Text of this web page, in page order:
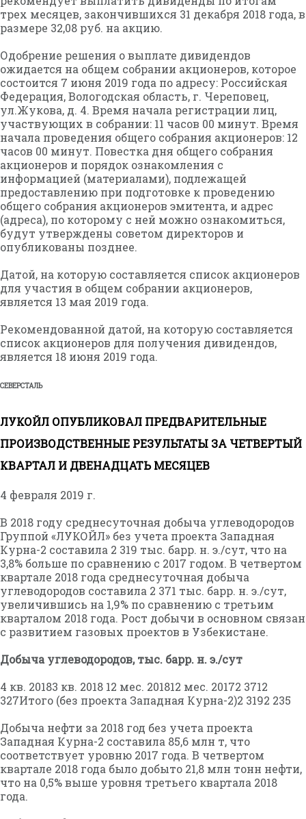
трех месяцев, закончившихся 31 декабря 2018 года, в
размере 32,08 руб. на акцию.
Одобрение решения о выплате дивидендов
ожидается на общем собрании акционеров, которое
состоится 7 июня 2019 года по адресу: Российская
Федерация, Вологодская область, г. Череповец,
ул.Жукова, д. 4. Время начала регистрации лиц,
участвующих в собрании: 11 часов 00 минут. Время
начала проведения общего собрания акционеров: 12
часов 00 минут. Повестка дня общего собрания
акционеров и порядок ознакомления с
информацией (материалами), подлежащей
предоставлению при подготовке к проведению
общего собрания акционеров эмитента, и адрес
(адреса), по которому с ней можно ознакомиться,
будут утверждены советом директоров и
опубликованы позднее.
Датой, на которую составляется список акционеров
для участия в общем собрании акционеров,
является 13 мая 2019 года.
Рекомендованной датой, на которую составляется
список акционеров для получения дивидендов,
является 18 июня 2019 года.
СЕВЕРСТАЛЬ
ЛУКОЙЛ ОПУБЛИКОВАЛ ПРЕДВАРИТЕЛЬНЫЕ
ПРОИЗВОДСТВЕННЫЕ РЕЗУЛЬТАТЫ ЗА ЧЕТВЕРТЫЙ
КВАРТАЛ И ДВЕНАДЦАТЬ МЕСЯЦЕВ
4 февраля 2019 г.
В 2018 году среднесуточная добыча углеводородов
Группой «ЛУКОЙЛ» без учета проекта Западная
Курна-2 составила 2 319 тыс. барр. н. э./сут, что на
3,8% больше по сравнению с 2017 годом. В четвертом
квартале 2018 года среднесуточная добыча
углеводородов составила 2 371 тыс. барр. н. э./сут,
увеличившись на 1,9% по сравнению с третьим
кварталом 2018 года. Рост добычи в основном связан
с развитием газовых проектов в Узбекистане.
Добыча углеводородов, тыс. барр. н. э./сут
4 кв. 20183 кв. 2018 12 мес. 201812 мес. 20172 3712
327Итого (без проекта Западная Курна-2)2 3192 235
Добыча нефти за 2018 год без учета проекта
Западная Курна-2 составила 85,6 млн т, что
соответствует уровню 2017 года. В четвертом
квартале 2018 года было добыто 21,8 млн тонн нефти,
что на 0,5% выше уровня третьего квартала 2018
года.